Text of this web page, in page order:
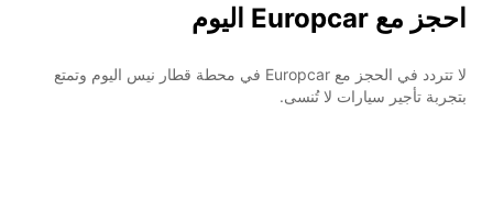
احجز مع Europcar اليوم
لا تتردد في الحجز مع Europcar في محطة قطار نيس اليوم وتمتع
بتجربة تأجير سيارات لا تُنسى.